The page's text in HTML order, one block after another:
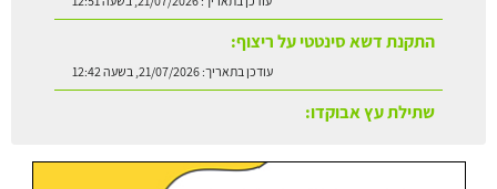
עודכן בתאריך: 21/07/2026, בשעה 12:42
שתילת עץ אבוקדו:
עודכן בתאריך: 21/07/2026, בשעה 13:24